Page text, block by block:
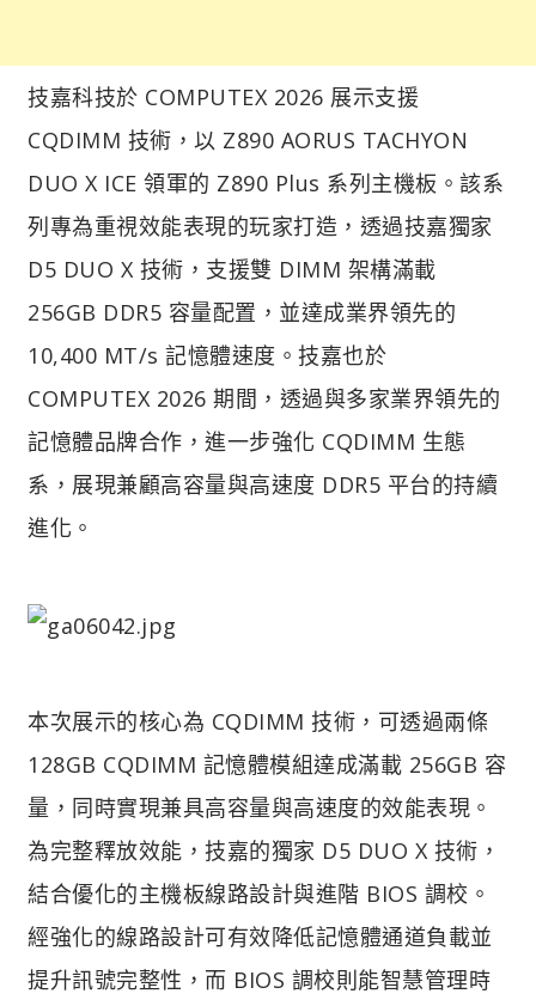
技嘉科技於 COMPUTEX 2026 展示支援
CQDIMM 技術，以 Z890 AORUS TACHYON
DUO X ICE 領軍的 Z890 Plus 系列主機板。該系
列專為重視效能表現的玩家打造，透過技嘉獨家
D5 DUO X 技術，支援雙 DIMM 架構滿載
256GB DDR5 容量配置，並達成業界領先的
10,400 MT/s 記憶體速度。技嘉也於
COMPUTEX 2026 期間，透過與多家業界領先的
記憶體品牌合作，進一步強化 CQDIMM 生態
系，展現兼顧高容量與高速度 DDR5 平台的持續
進化。
本次展示的核心為 CQDIMM 技術，可透過兩條
128GB CQDIMM 記憶體模組達成滿載 256GB 容
量，同時實現兼具高容量與高速度的效能表現。
為完整釋放效能，技嘉的獨家 D5 DUO X 技術，
結合優化的主機板線路設計與進階 BIOS 調校。
經強化的線路設計可有效降低記憶體通道負載並
提升訊號完整性，而 BIOS 調校則能智慧管理時